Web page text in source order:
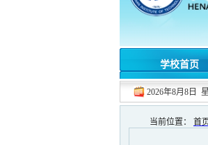
学校首页
2026年8月8日
当前位置： 首